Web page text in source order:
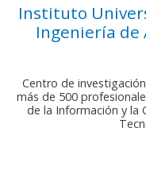
Instituto
Ingeniería de
Centro de
más de 500
de la Información y la